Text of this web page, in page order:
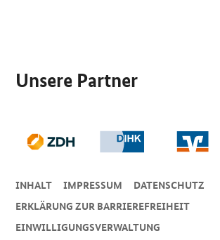
Unsere Partner
INHALT IMPRESSUM
DA­TEN­SCHUTZ
ERKLÄRUNG ZUR BARRIEREFREIHEIT
EINWILLIGUNGSVERWALTUNG